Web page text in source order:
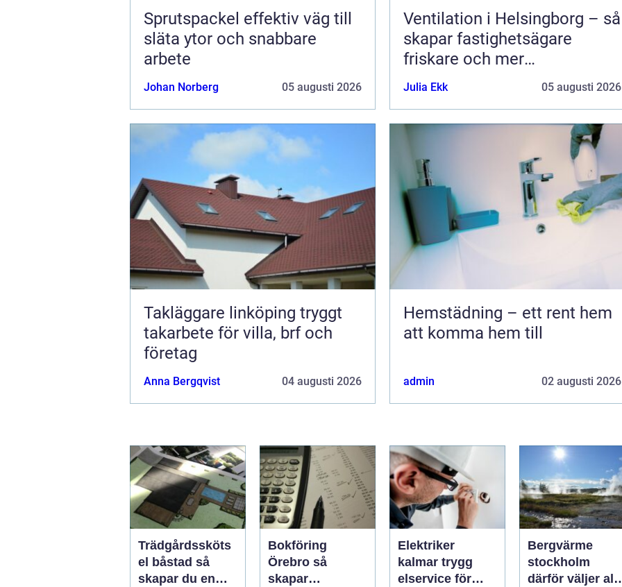
Sprutspackel effektiv väg till
släta ytor och snabbare
arbete
Johan Norberg 05 augusti 2026
Ventilation i Helsingborg – så
skapar fastighetsägare
friskare och mer
energieffektiva byggnader
Julia Ekk 05 augusti 2026
Takläggare linköping tryggt
takarbete för villa, brf och
företag
Anna Bergqvist 04 augusti 2026
Hemstädning – ett rent hem
att komma hem till
admin 02 augusti 2026
Trädgårdssköts
el båstad så
skapar du en
Bokföring
Örebro så
skapar
Elektriker
kalmar trygg
elservice för
Bergvärme
stockholm
därför väljer allt